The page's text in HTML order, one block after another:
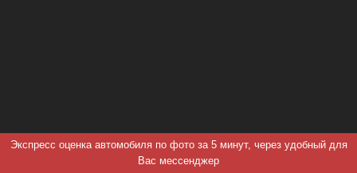
Экспресс оценка автомобиля по фото за 5 минут, через удобный для
Вас мессенджер